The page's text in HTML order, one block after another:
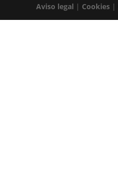
Aviso legal | Cookies |